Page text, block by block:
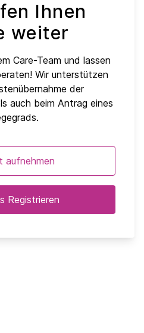
Ihnen
weiter
Care-Team und lassen
Wir unterstützen
der
auch beim Antrag eines
aufnehmen
Registrieren